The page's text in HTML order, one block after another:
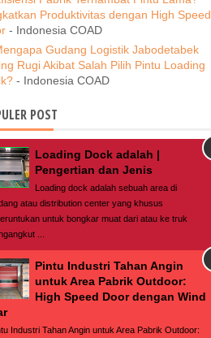
Produktivitas dengan High Speed
- Indonesia COAD
Gudang Logistik Jabodetabek
Rugi Akibat Salah Pilih Pintu Loading
- Indonesia COAD
POST
Loading Dock adalah |
Pengertian dan Jenis
Loading dock adalah sebuah area di
atau distribution center yang khusus
untuk bongkar muat dari atau ke truk
...
Pintu Industri Tahan Angin
untuk Area Pabrik Outdoor:
High Speed Door dengan Wind
Industri Tahan Angin untuk Area Pabrik Outdoor: